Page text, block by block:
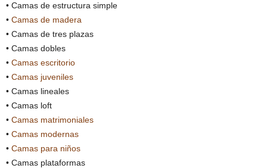
• Camas de estructura simple
• Camas de madera
• Camas de tres plazas
• Camas dobles
• Camas escritorio
• Camas juveniles
• Camas lineales
• Camas loft
• Camas matrimoniales
• Camas modernas
• Camas para niños
• Camas plataformas